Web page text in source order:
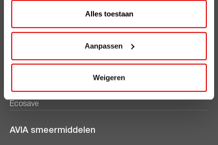
Alles toestaan
Aanpassen
Weigeren
AVIA brandstoffen
Ecosave
AVIA smeermiddelen